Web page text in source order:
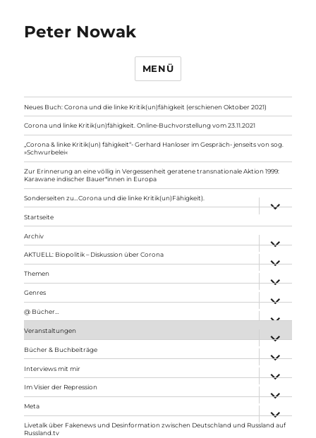
Peter Nowak
MENÜ
Neues Buch: Corona und die linke Kritik(un)fähigkeit (erschienen Oktober 2021)
Corona und linke Kritik(un)fähigkeit. Online-Buchvorstellung vom 23.11.2021
„Corona & linke Kritik(un) fähigkeit“- Gerhard Hanloser im Gespräch- jenseits von sog.
»Schwurbelei«
Zur Erinnerung an eine völlig in Vergessenheit geratene transnationale Aktion 1999:
Karawane indischer Bauer*innen in Europa
Sonderseiten zu…Corona und die linke Kritik(un)Fähigkeit).
anzeigen
Startseite
Archiv
anzeigen
AKTUELL: Biopolitik – Diskussion über Corona
anzeigen
Themen
anzeigen
Genres
anzeigen
@ Bücher…
Veranstaltungen
anzeigen
Bücher & Buchbeiträge
anzeigen
Interviews mit mir
anzeigen
Im Visier der Repression
anzeigen
Meta
anzeigen
Livetalk über Fakenews und Desinformation zwischen Deutschland und Russland auf
Russland.tv